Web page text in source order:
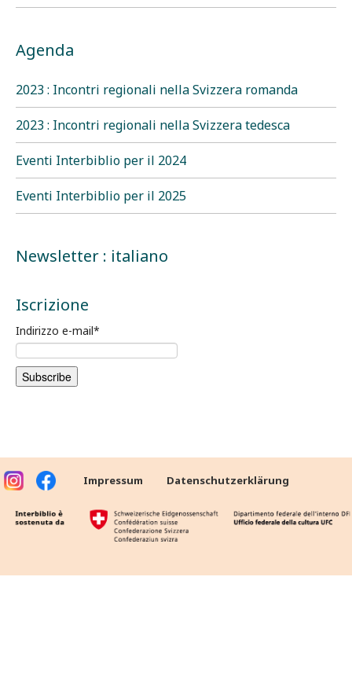
Agenda
2023 : Incontri regionali nella Svizzera romanda
2023 : Incontri regionali nella Svizzera tedesca
Eventi Interbiblio per il 2024
Eventi Interbiblio per il 2025
Newsletter : italiano
Iscrizione
Indirizzo e-mail*
Impressum Datenschutzerklärung